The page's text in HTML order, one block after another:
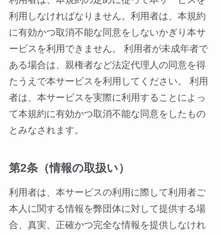
利用しなければなりません。利用者は、本規約
に有効かつ取消不能な同意をしないかぎり本サ
ービスを利用できません。 利用者が未成年者で
ある場合は、親権者など法定代理人の同意を得
たうえで本サービスを利用してください。 利用
者は、本サービスを実際に利用することによっ
て本規約に有効かつ取消不能な同意をしたもの
とみなされます。
第2条（情報の取扱い）
利用者は、本サービスの利用に際して利用者ご
本人に関する情報を弊団体に対して提供する場
合、真実、正確かつ完全な情報を提供しなけれ